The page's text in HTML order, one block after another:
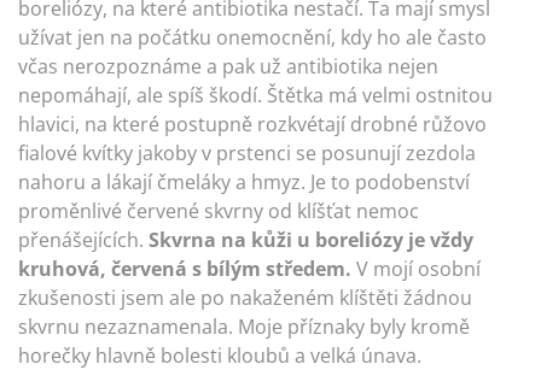
boreliózy, na které antibiotika nestačí. Ta mají smysl
užívat jen na počátku onemocnění, kdy ho ale často
včas nerozpoznáme a pak už antibiotika nejen
nepomáhají, ale spíš škodí. Štětka má velmi ostnitou
hlavici, na které postupně rozkvétají drobné růžovo
fialové kvítky jakoby v prstenci se posunují zezdola
nahoru a lákají čmeláky a hmyz. Je to podobenství
proměnlivé červené skvrny od klíšťat nemoc
přenášejících. Skvrna na kůži u boreliózy je vždy
kruhová, červená s bílým středem. V mojí osobní
zkušenosti jsem ale po nakaženém klíštěti žádnou
skvrnu nezaznamenala. Moje příznaky byly kromě
horečky hlavně bolesti kloubů a velká únava.